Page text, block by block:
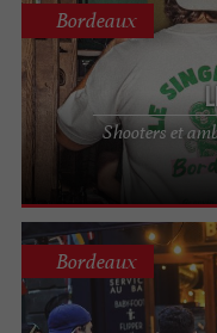
Shooters et
Bordeaux
Bordeaux